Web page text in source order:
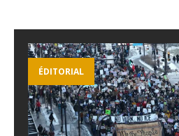
ÉDITORIAL